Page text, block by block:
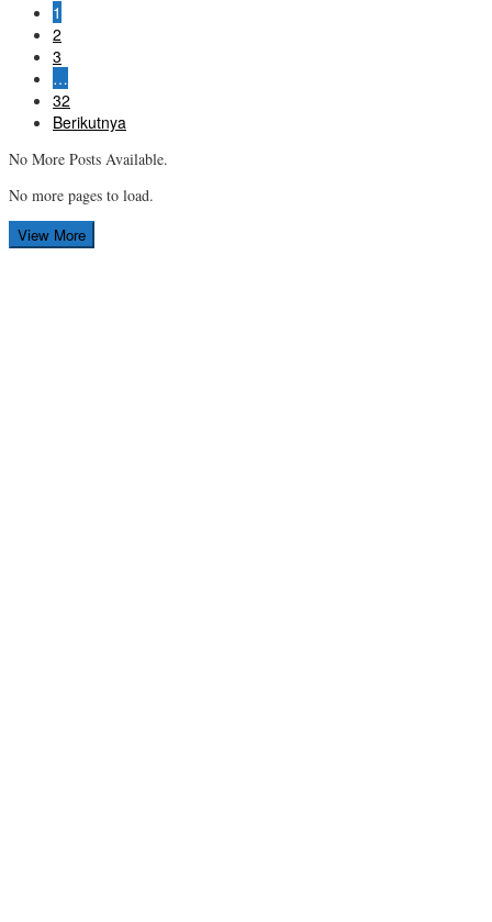
1
2
3
…
32
Berikutnya
No More Posts Available.
No more pages to load.
View More